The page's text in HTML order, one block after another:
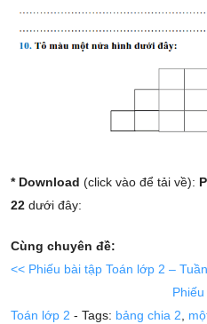
* Download (click vào để tải về):
22 dưới đây:
Cùng chuyên đề:
<< Phiếu bài tập Toán lớp 2 –
Toán lớp 2 - Tags: bảng chia 2